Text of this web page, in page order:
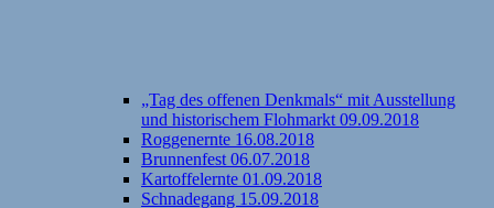
„Tag des offenen Denkmals“ mit Ausstellung
und historischem Flohmarkt 09.09.2018
Roggenernte 16.08.2018
Brunnenfest 06.07.2018
Kartoffelernte 01.09.2018
Schnadegang 15.09.2018